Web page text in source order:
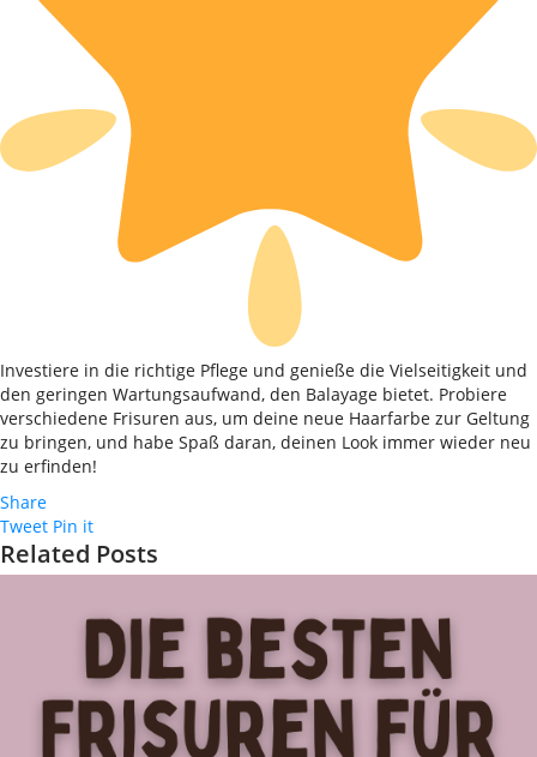
Investiere in die richtige Pflege und genieße die Vielseitigkeit und
den geringen Wartungsaufwand, den Balayage bietet. Probiere
verschiedene Frisuren aus, um deine neue Haarfarbe zur Geltung
zu bringen, und habe Spaß daran, deinen Look immer wieder neu
zu erfinden!
Share
Tweet Pin it
Related Posts